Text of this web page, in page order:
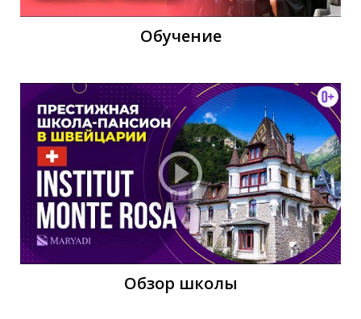
Е
Обучение
Обзор школы